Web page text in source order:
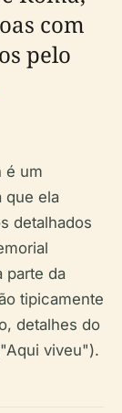
com
pelo
é um
que ela
detalhados
parte da
tipicamente
detalhes do
viveu").